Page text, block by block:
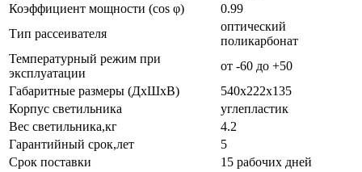
Коэффициент мощности (cos φ)
0.99
Тип рассеивателя
оптический
поликарбонат
Температурный режим при
эксплуатации
от -60 до +50
Габаритные размеры (ДхШхВ)
540х222х135
Корпус светильника
углепластик
Вес светильника,кг
4.2
Гарантийный срок,лет
5
Срок поставки
15 рабочих дней